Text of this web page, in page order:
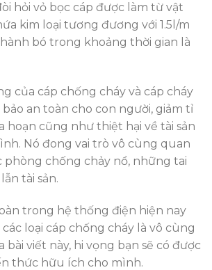
hỏi vỏ bọc cáp được làm từ vật
kim loại tương đương với 1.5l/m
bó trong khoảng thời gian là
của cáp chống cháy và cáp cháy
an toàn cho con người, giảm tỉ
hoạn cũng như thiệt hại về tài sản
Nó đong vai trò vô cùng quan
chống chảy nổ, những tai
tài sản.
trong hệ thống điện hiện nay
loại cáp chống cháy là vô cùng
bài viết này, hi vọng bạn sẽ có được
thức hữu ích cho mình.